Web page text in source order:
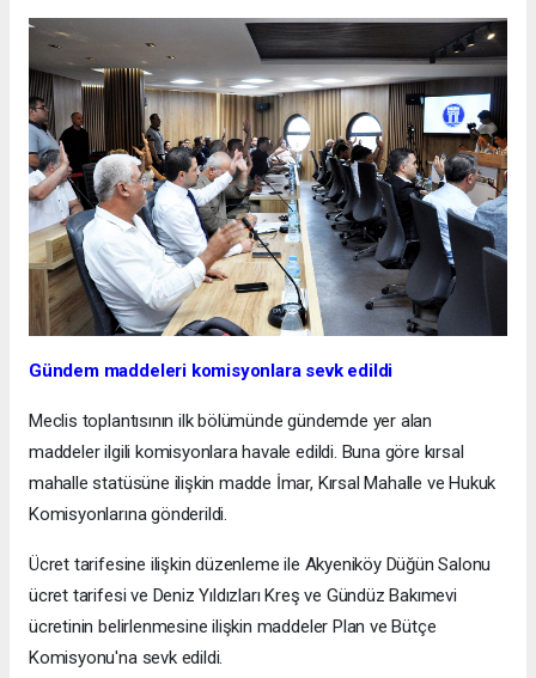
Gündem maddeleri komisyonlara sevk edildi
Meclis toplantısının ilk bölümünde gündemde yer alan
maddeler ilgili komisyonlara havale edildi. Buna göre kırsal
mahalle statüsüne ilişkin madde İmar, Kırsal Mahalle ve Hukuk
Komisyonlarına gönderildi.
Ücret tarifesine ilişkin düzenleme ile Akyeniköy Düğün Salonu
ücret tarifesi ve Deniz Yıldızları Kreş ve Gündüz Bakımevi
ücretinin belirlenmesine ilişkin maddeler Plan ve Bütçe
Komisyonu'na sevk edildi.